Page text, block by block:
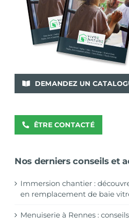
DEMANDEZ UN
ÊTRE CONTACTÉ
Nos derniers conseils et
Immersion chantier :
en remplacement de baie
Menuiserie à Rennes :